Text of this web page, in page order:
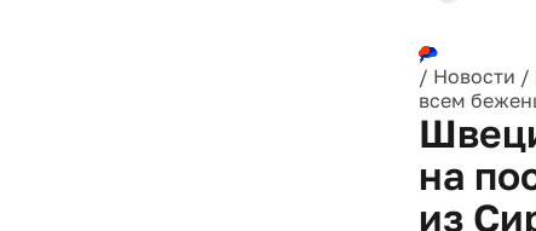
/ Новости /
всем
на
из